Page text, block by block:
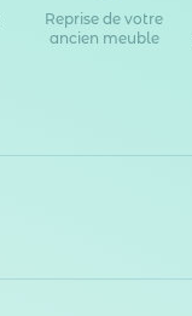
Reprise de votre
ancien meuble